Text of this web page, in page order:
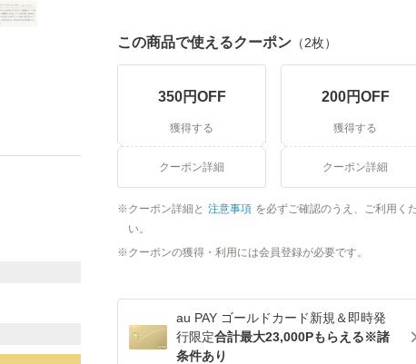
この商品で使えるクーポン （2枚）
350円OFF
獲得する
クーポン詳細
200円OFF
獲得する
クーポン詳細
クーポン詳細と 注意事項 を必ずご確認のうえ、ご利用く
い。
クーポンの獲得・利用には会員登録が必要です。
au PAY ゴールドカード新規＆即時発
行限定合計最大23,000Pもらえる※諸
条件あり